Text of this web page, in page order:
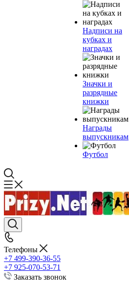
Надписи на
кубках и
наградах
Значки и
разрядные
книжки
Награды
выпускникам
Футбол
Телефоны
+7 499-390-36-55
+7 925-070-53-71
Заказать звонок